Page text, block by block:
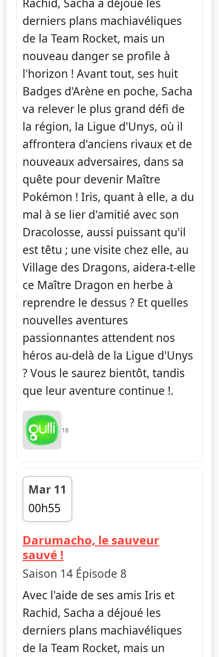
derniers plans machiavéliques
de la Team Rocket, mais un
nouveau danger se profile à
l'horizon ! Avant tout, ses huit
Badges d'Arène en poche, Sacha
va relever le plus grand défi de
la région, la Ligue d'Unys, où il
affrontera d'anciens rivaux et de
nouveaux adversaires, dans sa
quête pour devenir Maître
Pokémon ! Iris, quant à elle, a du
mal à se lier d'amitié avec son
Dracolosse, aussi puissant qu'il
est têtu ; une visite chez elle, au
Village des Dragons, aidera-t-elle
ce Maître Dragon en herbe à
reprendre le dessus ? Et quelles
nouvelles aventures
passionnantes attendent nos
héros au-delà de la Ligue d'Unys
? Vous le saurez bientôt, tandis
que leur aventure continue !.
18
Mar 11
00h55
fin 01h15
Darumacho, le sauveur
sauvé !
Saison 14 Épisode 8
Avec l'aide de ses amis Iris et
Rachid, Sacha a déjoué les
derniers plans machiavéliques
de la Team Rocket, mais un